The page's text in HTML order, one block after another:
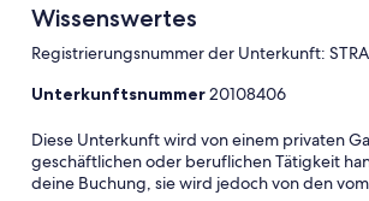
Wissenswertes
Registrierungsnummer der Unterkunft:
Unterkunftsnummer20108406
Diese Unterkunft wird von einem privaten
geschäftlichen oder beruflichen Tätigkeit
deine Buchung, sie wird jedoch von den